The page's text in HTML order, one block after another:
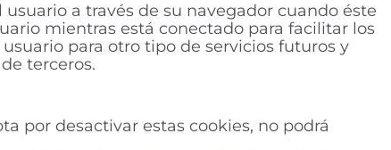
a través de su navegador cuando éste
mientras está conectado para facilitar los
para otro tipo de servicios futuros y
terceros.
por desactivar estas cookies, no podrá